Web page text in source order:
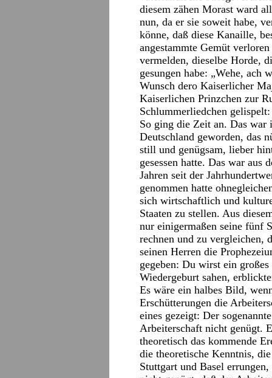
diesem zähen Morast ward
nun, da er sie soweit habe,
könne, daß diese Kanaille,
angestammte Gemüt
vermelden, dieselbe Horde,
gesungen habe: „Wehe, ach
Wunsch dero Kaiserlicher
Kaiserlichen Prinzchen zur
Schlummerliedchen
So ging die Zeit an. Das war
Deutschland geworden, das
still und genügsam, lieber
gesessen hatte. Das war aus
Jahren seit der
genommen hatte
sich wirtschaftlich und
Staaten zu stellen. Aus
nur einigermaßen seine fünf
rechnen und zu vergleichen,
seinen Herren die
gegeben: Du wirst ein
Wiedergeburt sahen,
Es wäre ein halbes Bild,
Erschütterungen die
eines gezeigt: Der
Arbeiterschaft nicht genügt.
theoretisch das kommende
die theoretische Kenntnis,
Stuttgart und Basel